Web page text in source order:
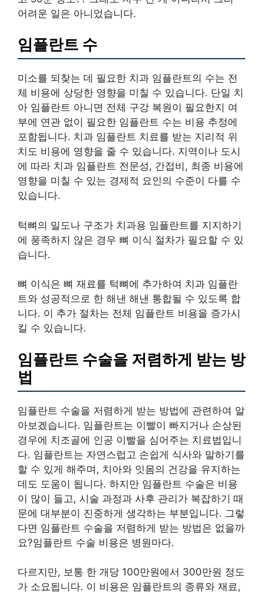
어려운 일은 아니었습니다.
임플란트 수
미소를 되찾는 데 필요한 치과 임플란트의 수는 전
체 비용에 상당한 영향을 미칠 수 있습니다. 단일 치
아 임플란트 아니면 전체 구강 복원이 필요한지 여
부에 연관 없이 필요한 임플란트 수는 비용 추정에
포함됩니다. 치과 임플란트 치료를 받는 지리적 위
치도 비용에 영향을 줄 수 있습니다. 지역이나 도시
에 따라 치과 임플란트 전문성, 간접비, 최종 비용에
영향을 미칠 수 있는 경제적 요인의 수준이 다를 수
있습니다.
턱뼈의 밀도나 구조가 치과용 임플란트를 지지하기
에 풍족하지 않은 경우 뼈 이식 절차가 필요할 수 있
습니다.
뼈 이식은 뼈 재료를 턱뼈에 추가하여 치과 임플란
트와 성공적으로 한 해낸 해낸 통합될 수 있도록 합
니다. 이 추가 절차는 전체 임플란트 비용을 증가시
킬 수 있습니다.
임플란트 수술을 저렴하게 받는 방
법
임플란트 수술을 저렴하게 받는 방법에 관련하여 알
아보겠습니다. 임플란트는 이빨이 빠지거나 손상된
경우에 치조골에 인공 이빨을 심어주는 치료법입니
다. 임플란트는 자연스럽고 손쉽게 식사와 말하기를
할 수 있게 해주며, 치아와 잇몸의 건강을 유지하는
데도 도움이 됩니다. 하지만 임플란트 수술은 비용
이 많이 들고, 시술 과정과 사후 관리가 복잡하기 때
문에 대부분이 진중하게 생각하는 부분입니다. 그렇
다면 임플란트 수술을 저렴하게 받는 방법은 없을까
요?임플란트 수술 비용은 병원마다.
다르지만, 보통 한 개당 100만원에서 300만원 정도
가 소요됩니다. 이 비용은 임플란트의 종류와 재료,